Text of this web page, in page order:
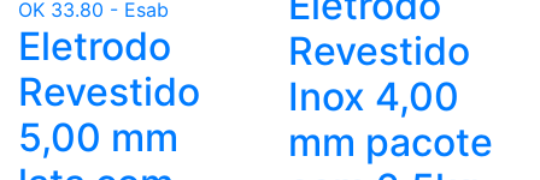
Eletrodo
Revestido
5,00 mm
Revestido
Inox 4,00
mm pacote